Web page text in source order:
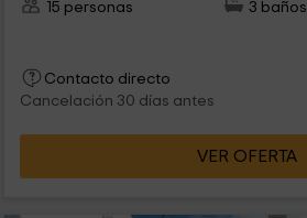
15 personas
3 baños
Contacto directo
Cancelación 30 días antes
VER OFERTA